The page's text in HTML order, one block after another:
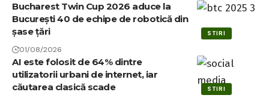
STIRI
Bucharest Twin Cup 2026 aduce la
București 40 de echipe de robotică din
șase țări
01/08/2026
STIRI
AI este folosit de 64% dintre
utilizatorii urbani de internet, iar
căutarea clasică scade